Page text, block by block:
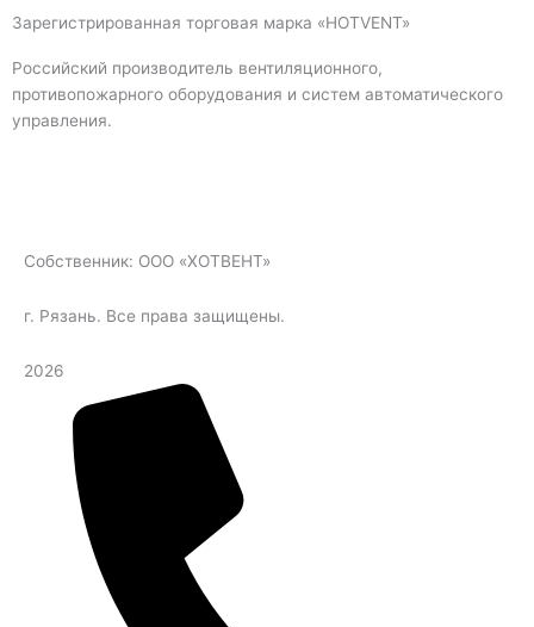
Зарегистрированная торговая марка «HOTVENT»
Российский производитель вентиляционного,
противопожарного оборудования и систем автоматического
управления.
Собственник: ООО «ХОТВЕНТ»
г. Рязань. Все права защищены.
2026